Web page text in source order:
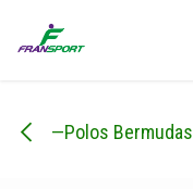
—Polos Bermudas